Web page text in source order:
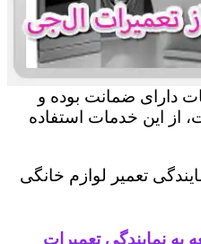
دارای ضمانت بوده و
از این خدمات استفاده
تعمیر لوازم خانگی
به نمایندگی تعمیرات